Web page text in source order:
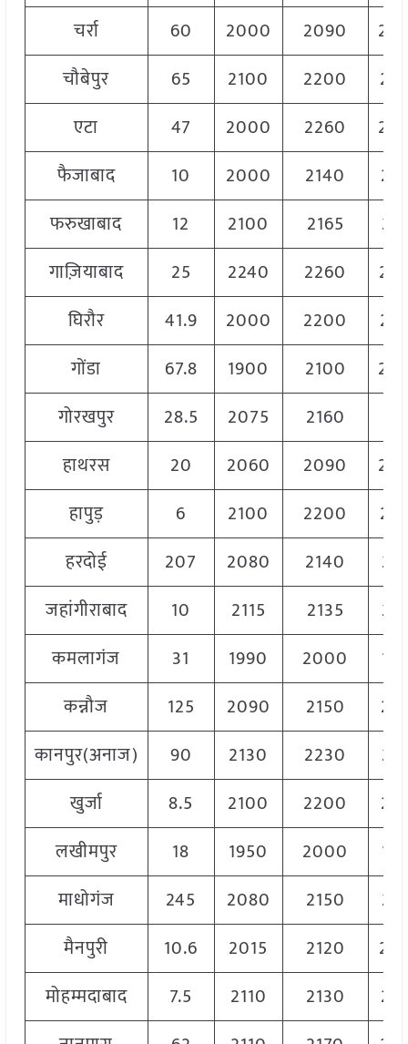
चर्रा
60 2000 2090
चौबेपुर
65 2100 2200
एटा
47 2000 2260
फैजाबाद
10 2000 2140
फरुखाबाद
12 2100 2165
गाज़ियाबाद
25 2240 2260
घिरौर
41.9 2000 2200
गोंडा
67.8 1900 2100
गोरखपुर
28.5 2075 2160
हाथरस
20 2060 2090
हापुड़
6 2100 2200
हरदोई
207 2080 2140
जहांगीराबाद
10 2115 2135
कमलागंज
31 1990 2000
कन्नौज
125 2090 2150
कानपुर(अनाज)
90 2130 2230
खुर्जा
8.5 2100 2200
लखीमपुर
18 1950 2000
माधोगंज
245 2080 2150
मैनपुरी
10.6 2015 2120
मोहम्मदाबाद
7.5 2110 2130